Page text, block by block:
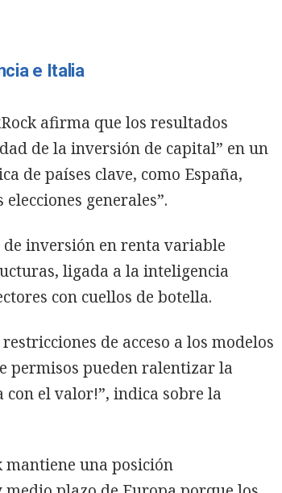
e Italia
afirma que los resultados
de la inversión de capital” en un
de países clave, como España,
generales”.
inversión en renta variable
ligada a la inteligencia
con cuellos de botella.
de acceso a los modelos
permisos pueden ralentizar la
el valor!”, indica sobre la
mantiene una posición